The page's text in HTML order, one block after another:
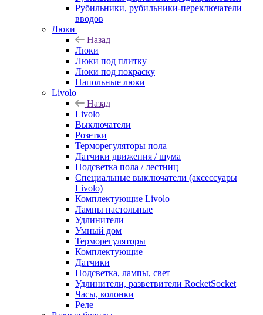
Рубильники, рубильники-переключатели
вводов
Люки
Назад
Люки
Люки под плитку
Люки под покраску
Напольные люки
Livolo
Назад
Livolo
Выключатели
Розетки
Терморегуляторы пола
Датчики движения / шума
Подсветка пола / лестниц
Специальные выключатели (аксессуары
Livolo)
Комплектующие Livolo
Лампы настольные
Удлинители
Умный дом
Терморегуляторы
Комплектующие
Датчики
Подсветка, лампы, свет
Удлинители, разветвители RocketSocket
Часы, колонки
Реле